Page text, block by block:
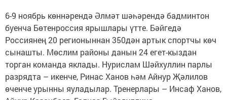
6-9 ноябрь көннәрендә Әлмәт шәһәрендә бадминтон
буенча Бөтенроссия ярышлары үтте. Бәйгедә
Россиянең 20 регионыннан 350дән артык спортчы көч
сынашты. Мөслим районы данын 24 егет-кыздан
торган команда яклады. Нурислам Шәйхуллин парлы
разрядта – икенче, Ринас Ханов һәм Айнур Җәлилов
өченче урынны яуладылар. Тренерлары – Инсаф Ханов,